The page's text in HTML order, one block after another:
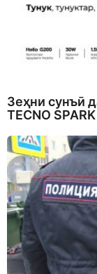
Зеҳни сунъӣ
TECNO